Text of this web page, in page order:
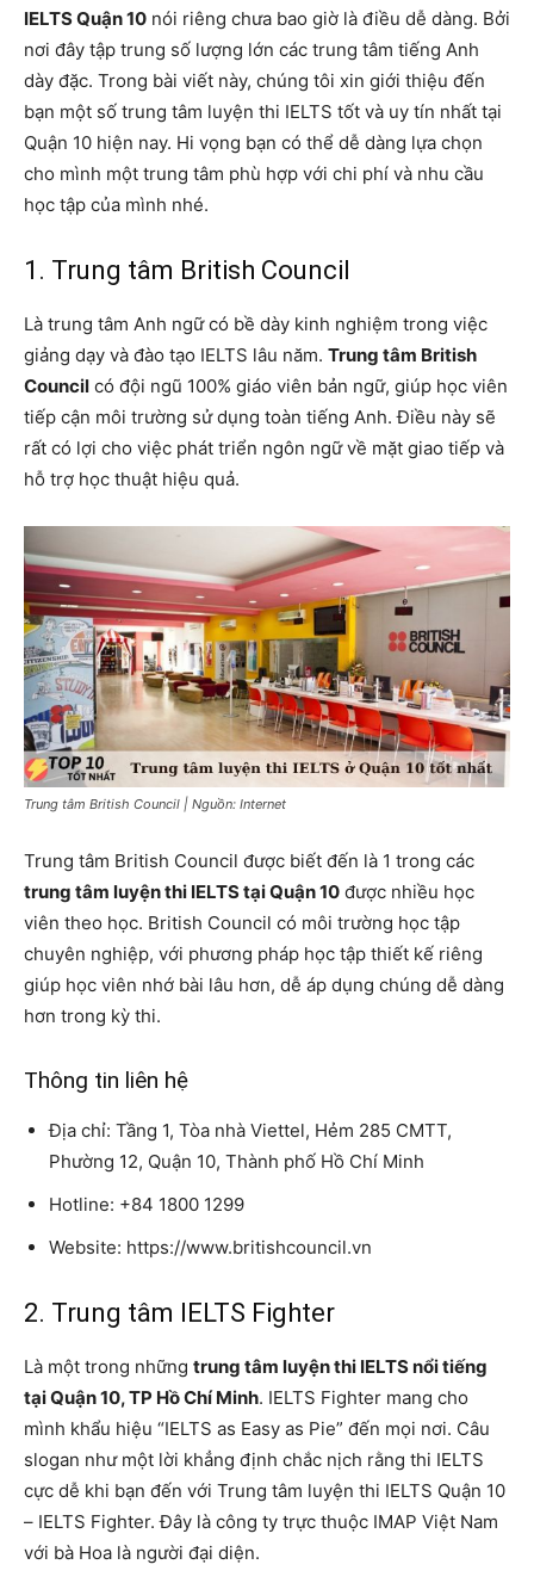
IELTS Quận 10 nói riêng chưa bao giờ là điều dễ dàng. Bởi
nơi đây tập trung số lượng lớn các trung tâm tiếng Anh
dày đặc. Trong bài viết này, chúng tôi xin giới thiệu đến
bạn một số trung tâm luyện thi IELTS tốt và uy tín nhất tại
Quận 10 hiện nay. Hi vọng bạn có thể dễ dàng lựa chọn
cho mình một trung tâm phù hợp với chi phí và nhu cầu
học tập của mình nhé.
1. Trung tâm British Council
Là trung tâm Anh ngữ có bề dày kinh nghiệm trong việc
giảng dạy và đào tạo IELTS lâu năm. Trung tâm British
Council có đội ngũ 100% giáo viên bản ngữ, giúp học viên
tiếp cận môi trường sử dụng toàn tiếng Anh. Điều này sẽ
rất có lợi cho việc phát triển ngôn ngữ về mặt giao tiếp và
hỗ trợ học thuật hiệu quả.
Trung tâm British Council | Nguồn: Internet
Trung tâm British Council được biết đến là 1 trong các
trung tâm luyện thi IELTS tại Quận 10 được nhiều học
viên theo học. British Council có môi trường học tập
chuyên nghiệp, với phương pháp học tập thiết kế riêng
giúp học viên nhớ bài lâu hơn, dễ áp ​​dụng chúng dễ dàng
hơn trong kỳ thi.
Thông tin liên hệ
Địa chỉ: Tầng 1, Tòa nhà Viettel, Hẻm 285 CMTT,
Phường 12, Quận 10, Thành phố Hồ Chí Minh
Hotline: +84 1800 1299
Website: https://www.britishcouncil.vn
2. Trung tâm IELTS Fighter
Là một trong những trung tâm luyện thi IELTS nổi tiếng
tại Quận 10, TP Hồ Chí Minh. IELTS Fighter mang cho
mình khẩu hiệu “IELTS as Easy as Pie” đến mọi nơi. Câu
slogan như một lời khẳng định chắc nịch rằng thi IELTS
cực dễ khi bạn đến với Trung tâm luyện thi IELTS Quận 10
– IELTS Fighter. Đây là công ty trực thuộc IMAP Việt Nam
với bà Hoa là người đại diện.